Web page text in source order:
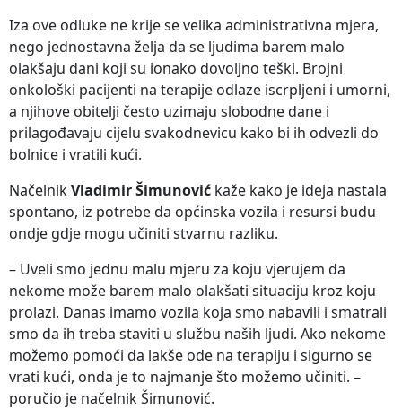
Iza ove odluke ne krije se velika administrativna mjera,
nego jednostavna želja da se ljudima barem malo
olakšaju dani koji su ionako dovoljno teški. Brojni
onkološki pacijenti na terapije odlaze iscrpljeni i umorni,
a njihove obitelji često uzimaju slobodne dane i
prilagođavaju cijelu svakodnevicu kako bi ih odvezli do
bolnice i vratili kući.
NačelnikVladimir Šimunović kaže kako je ideja nastala
spontano, iz potrebe da općinska vozila i resursi budu
ondje gdje mogu učiniti stvarnu razliku.
– Uveli smo jednu malu mjeru za koju vjerujem da
nekome može barem malo olakšati situaciju kroz koju
prolazi. Danas imamo vozila koja smo nabavili i smatrali
smo da ih treba staviti u službu naših ljudi. Ako nekome
možemo pomoći da lakše ode na terapiju i sigurno se
vrati kući, onda je to najmanje što možemo učiniti. –
poručio je načelnik Šimunović.